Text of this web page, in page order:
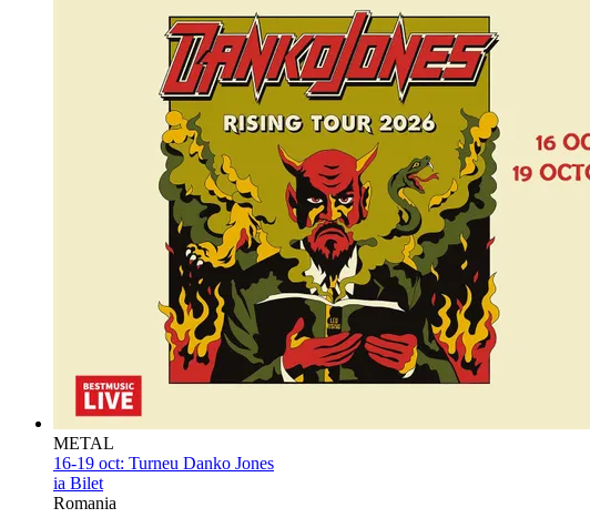
METAL
16-19 oct: Turneu Danko Jones
ia Bilet
Romania